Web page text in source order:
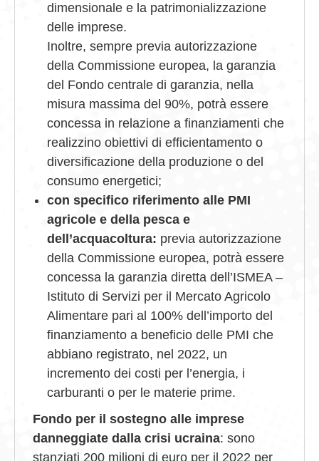
dimensionale e la patrimonializzazione
delle imprese.
Inoltre, sempre previa autorizzazione
della Commissione europea, la garanzia
del Fondo centrale di garanzia, nella
misura massima del 90%, potrà essere
concessa in relazione a finanziamenti che
realizzino obiettivi di efficientamento o
diversificazione della produzione o del
consumo energetici;
con specifico riferimento alle PMI
agricole e della pesca e
dell’acquacoltura: previa autorizzazione
della Commissione europea, potrà essere
concessa la garanzia diretta dell’ISMEA –
Istituto di Servizi per il Mercato Agricolo
Alimentare pari al 100% dell’importo del
finanziamento a beneficio delle PMI che
abbiano registrato, nel 2022, un
incremento dei costi per l’energia, i
carburanti o per le materie prime.
Fondo per il sostegno alle imprese
danneggiate dalla crisi ucraina: sono
stanziati 200 milioni di euro per il 2022 per